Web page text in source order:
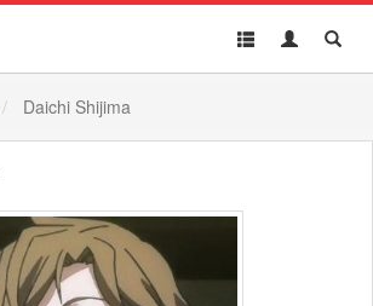
Toggle
Toggle
Daichi Shijima